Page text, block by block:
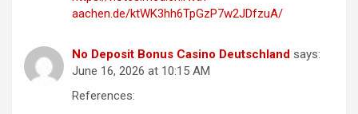
aachen.de/ktWK3hh6TpGzP7w2JDfzuA/
No Deposit Bonus Casino Deutschland says:
June 16, 2026 at 10:15 AM
References: